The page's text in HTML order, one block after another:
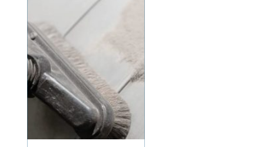
lönsamhet och
långsiktiga relationer
som mål. När företag ...